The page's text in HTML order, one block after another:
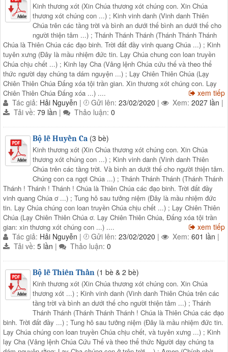
Kinh thương xót (Xin Chúa thương xót chúng con. Xin Chúa
thương xót chúng con ...) ; Kinh vinh danh (Vinh danh Thiên
Chúa trên các tầng trời và bình an dưới thế bình an dưới thế cho
người thiện tâm ...) ; Thánh Thánh Thánh (Thánh Thánh Thánh
Chúa là Thiên Chúa các đạo binh. Trời đất đầy vinh quang Chúa ...) ; Kinh
tuyên xưng (Đây là mầu nhiệm đức tin. Lạy Chúa chung con loan truyền
Chúa chịu chết ...) ; Kinh lạy Cha (Vâng lệnh Chúa cứu thế và theo thể
thức người dạy chúng ta dám nguyện ...) ; Lạy Chiên Thiên Chúa (Lạy
Chiên Thiên Chúa Đấng xóa tội trần gian. Xin thương xót chúng con. Lạy
Chiên Thiên Chúa Đấng xóa ...) ....
xem tiếp
Tác giả: Hải Nguyễn | Gửi lên: 23/02/2020 | Xem: 2027 lần |
Tải về: 79 lần | Thảo luận: 0
Bộ lễ Huyền Ca (3 bè)
Kinh thương xót (Xin Chúa thương xót chúng con. Xin Chúa
thương xót chúng con ...) ; Kinh vinh danh (Vinh danh Thiên
Chúa trên các tầng trời. Và bình an dưới thế cho người thiện tâm.
Chúng con ca ngợi Chúa ...) ; Thánh Thánh Thánh (Thánh Thánh
Thánh ! Thánh ! Thánh ! Chúa là Thiên Chúa các đạo binh. Trời đất đầy
vinh quang Chúa ơ ...) ; Tung hô sau tưởng niệm (Đây là mầu nhiệm đức
tin. Lạy Chúa chúng con loan truyền Chúa chịu chết ...) ; Lạy Chiên Thiên
Chúa (Lạy Chiên Thiên Chúa ơ. Lạy Chiên Thiên Chúa, Đấng xóa tội trần
gian: xin thương xót chúng con ...) ....
xem tiếp
Tác giả: Hải Nguyễn | Gửi lên: 23/02/2020 | Xem: 601 lần |
Tải về: 5 lần | Thảo luận: 0
Bộ lễ Thiên Thần (1 bè & 2 bè)
Kinh thương xót (Xin Chúa thương xót chúng con. Xin Chúa
thương xót ...) ; Kinh vinh danh (Vinh danh Thiên Chúa trên các
tầng trời và bình an dưới thế cho người thiện tâm ...) ; Thánh
Thánh Thánh (Thánh Thánh Thánh ! Chúa là Thiên Chúa các đạo
binh. Trời đất đầy ...) ; Tung hô sau tưởng niệm (Đây là mầu nhiệm đức tin.
Lạy Chúa chúng con loan truyền Chúa chịu chết, và tuyên xưng ...) ; Kinh
lạy Cha (Vâng lệnh Chúa Cứu Thế và theo thể thức Người dạy chúng ta